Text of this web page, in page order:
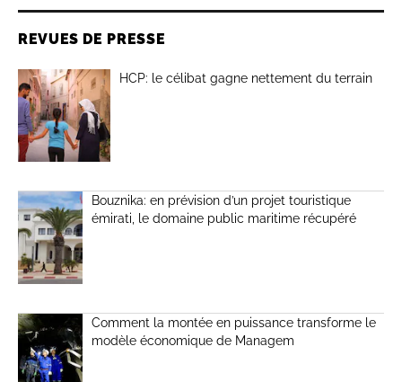
REVUES DE PRESSE
HCP: le célibat gagne nettement du terrain
Bouznika: en prévision d’un projet touristique
émirati, le domaine public maritime récupéré
Comment la montée en puissance transforme le
modèle économique de Managem